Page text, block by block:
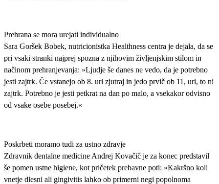
Prehrana se mora urejati individualno
Sara Goršek Bobek, nutricionistka Healthness centra je dejala, da se
pri vsaki stranki najprej spozna z njihovim življenjskim stilom in
načinom prehranjevanja: »Ljudje še danes ne vedo, da je potrebno
jesti zajtrk. Če vstanejo ob 8. uri zjutraj in jedo prvič ob 11, uri, to ni
zajtrk. Potrebno je jesti petkrat na dan po malo, a vsekakor odvisno
od vsake osebe posebej.«
Poskrbeti moramo tudi za ustno zdravje
Zdravnik dentalne medicine Andrej Kovačič je za konec predstavil
še pomen ustne higiene, kot pričetek prebavne poti: »Kakršno koli
vnetje dlesni ali gingivitis lahko ob primerni negi popolnoma